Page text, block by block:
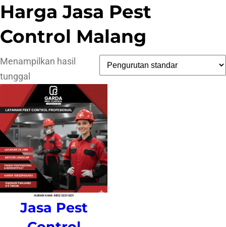
Harga Jasa Pest
Control Malang
Menampilkan hasil
tunggal
Jasa Pest